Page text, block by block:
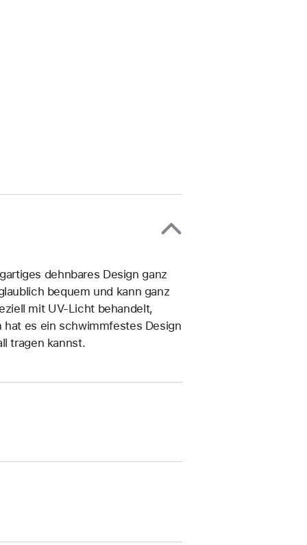
dehn­bares Design ganz
bequem und kann ganz
mit UV-Licht behandelt,
es ein schwimmfestes Design
tragen kannst.